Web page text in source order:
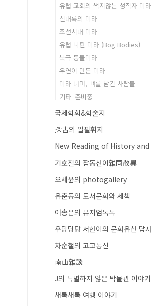
유럽 교회의 썩지않는 성직자 미라
신대륙의 미라
조선시대 미라
유럽 니탄 미라 (Bog Bodies)
북극 동물미라
우연이 만든 미라
미라 너머, 뼈를 남긴 사람들
기타_준비중
국제학회&학술지
探古의 일필휘지
New Reading of History and
기호철의 잡동산이雜同散異
오세윤의 photogallery
유춘동의 도서문화와 세책
여송은의 뮤지엄톡톡
우당당탕 서현이의 문화유산 답
차순철의 고고통신
南山雜談
J의 특별하지 않은 박물관 이야기
새록새록 여행 이야기